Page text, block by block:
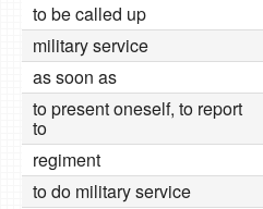
to be called up
military service
as soon as
to present oneself, to report
to
regiment
to do military service